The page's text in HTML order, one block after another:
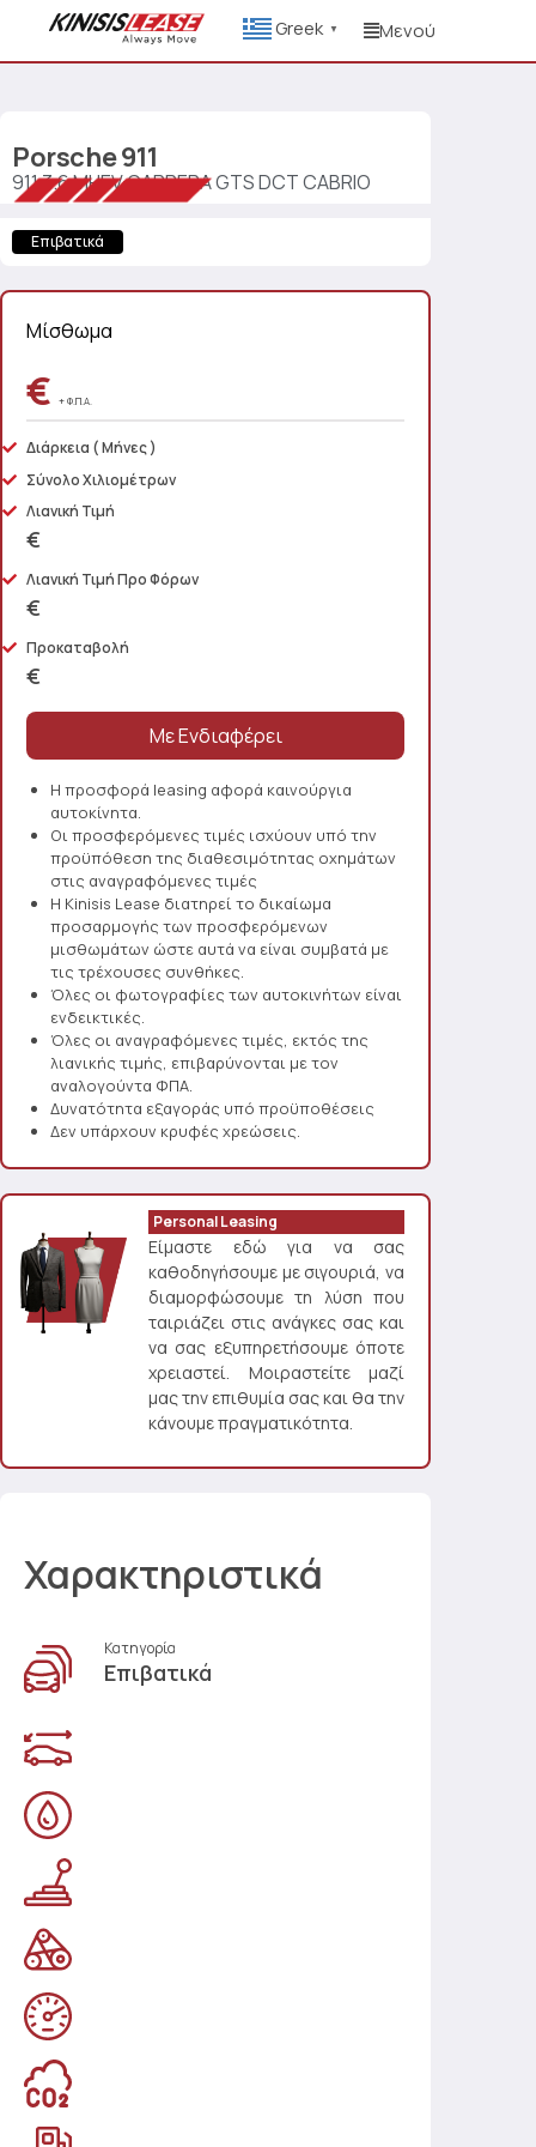
Greek ▼ Μενού
Porsche911
911 3.6 MHEV CARRERA GTS DCT CABRIO
Επιβατικά
Μίσθωμα
€ + Φ.Π.Α.
Διάρκεια ( Μήνες )
Σύνολο Χιλιομέτρων
Λιανική Τιμή
€
Λιανική Τιμή Προ Φόρων
€
Προκαταβολή
€
Η προσφορά leasing αφορά καινούργια
αυτοκίνητα.
Οι προσφερόμενες τιμές ισχύουν υπό την
προϋπόθεση της διαθεσιμότητας οχημάτων
στις αναγραφόμενες τιμές
Η Kinisis Lease διατηρεί το δικαίωμα
προσαρμογής των προσφερόμενων
μισθωμάτων ώστε αυτά να είναι συμβατά με
τις τρέχουσες συνθήκες.
Όλες οι φωτογραφίες των αυτοκινήτων είναι
ενδεικτικές.
Όλες οι αναγραφόμενες τιμές, εκτός της
λιανικής τιμής, επιβαρύνονται με τον
αναλογούντα ΦΠΑ.
Δυνατότητα εξαγοράς υπό προϋποθέσεις
Δεν υπάρχουν κρυφές χρεώσεις.
Personal Leasing
Είμαστε εδώ για να σας
καθοδηγήσουμε με σιγουριά, να
διαμορφώσουμε τη λύση που
ταιριάζει στις ανάγκες σας και
να σας εξυπηρετήσουμε όποτε
χρειαστεί. Μοιραστείτε μαζί
μας την επιθυμία σας και θα την
κάνουμε πραγματικότητα.
Χαρακτηριστικά
Κατηγορία
Επιβατικά